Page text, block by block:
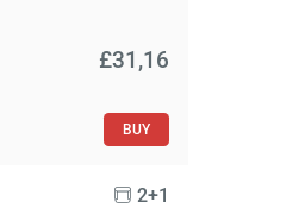
£‎31,16
BUY
2+1